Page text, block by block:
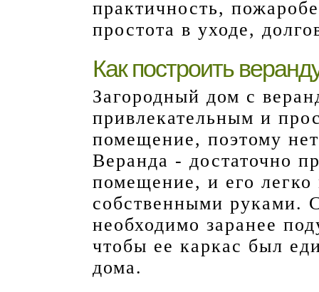
практичность,
простота в уходе,
Как построить
Загородный дом с
привлекательным и
помещение, поэтому
Веранда - достаточно
помещение, и его
собственными руками.
необходимо заранее
чтобы ее каркас был
дома.